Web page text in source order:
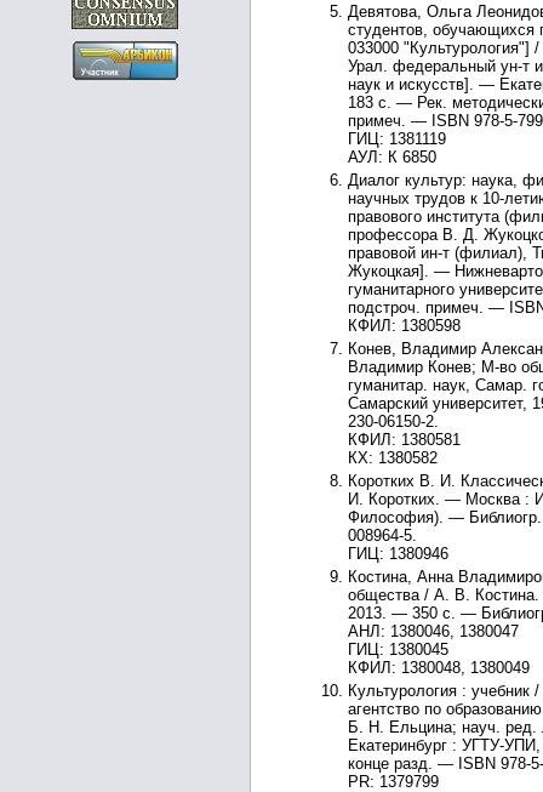
Девятова, Ольга
студентов, обучающихся
033000 "Культурология"]
Урал. федеральный ун-т
наук и искусств]. —
183 с. — Рек.
примеч. — ISBN 978-5-
ГИЦ: 1381119
АУЛ: К 6850
Диалог культур: наука,
научных трудов к 10-
правового института
профессора В. Д.
правовой ин-т (филиал),
Жукоцкая]. —
гуманитарного
подстроч. примеч. —
КФИЛ: 1380598
Конев, Владимир
Владимир Конев; М-во
гуманитар. наук, Самар.
Самарский
230-06150-2.
КФИЛ: 1380581
КХ: 1380582
Коротких В. И.
И. Коротких. — Москва
Философия). —
008964-5.
ГИЦ: 1380946
Костина, Анна
общества / А. В.
2013. — 350 с. —
АНЛ: 1380046, 1380047
ГИЦ: 1380045
КФИЛ: 1380048, 1380049
Культурология :
агентство по
Б. Н. Ельцина; науч.
Екатеринбург : УГТУ-
конце разд. — ISBN 978-
PR: 1379799